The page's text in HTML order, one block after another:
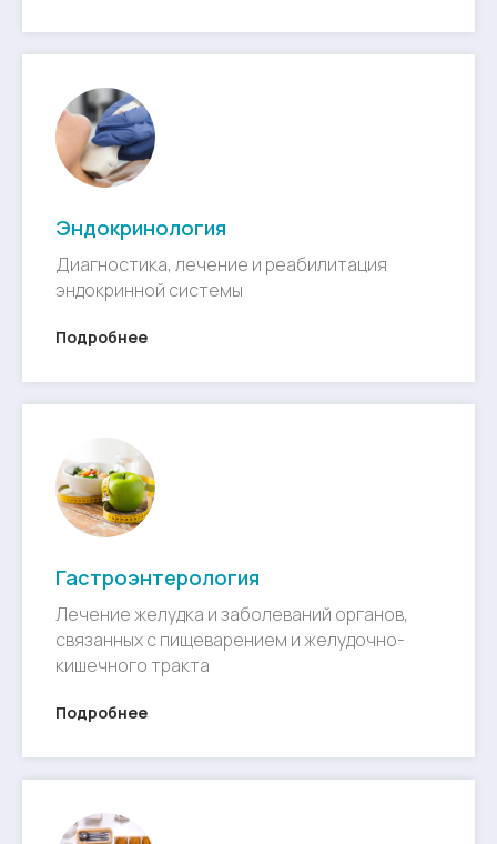
Эндокринология
Диагностика, лечение и реабилитация
эндокринной системы
Подробнее
Гастроэнтерология
Лечение желудка и заболеваний органов,
связанных с пищеварением и желудочно-
кишечного тракта
Подробнее